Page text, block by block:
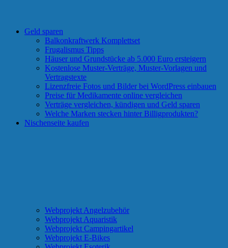
Geld sparen
Balkonkraftwerk Komplettset
Frugalismus Tipps
Häuser und Grundstücke ab 5.000 Euro ersteigern
Kostenlose Muster-Verträge, Muster-Vorlagen und
Vertragstexte
Lizenzfreie Fotos und Bilder bei WordPress einbauen
Preise für Medikamente online vergleichen
Verträge vergleichen, kündigen und Geld sparen
Welche Marken stecken hinter Billigprodukten?
Nischenseite kaufen
Webprojekt Angelzubehör
Webprojekt Aquaristik
Webprojekt Campingartikel
Webprojekt E-Bikes